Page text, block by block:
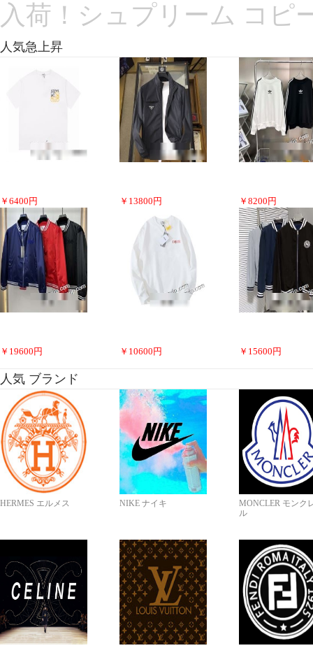
入荷！シュプリーム コピ
人気急上昇
￥ 6400 円 ￥ 13800 円 ￥ 8200 円
￥ 19600 円 ￥ 10600 円 ￥ 15600 円
人気 ブランド
HERMES エルメス NIKE ナイキ
MONCLER モンク
ル